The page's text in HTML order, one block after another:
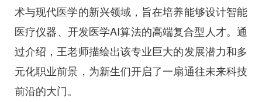
术与现代医学的新兴领域，旨在培养能够设计智能
医疗仪器、开发医学AI算法的高端复合型人才。通
过介绍，王老师描绘出该专业巨大的发展潜力和多
元化职业前景，为新生们开启了一扇通往未来科技
前沿的大门。